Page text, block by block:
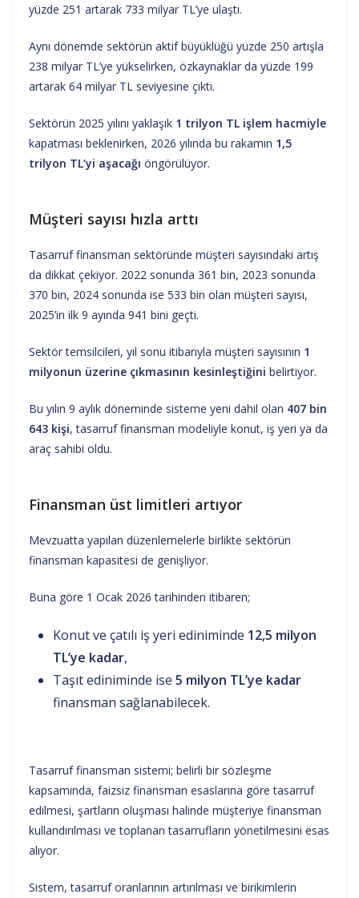
yüzde 251 artarak 733 milyar TL’ye ulaştı.
Aynı dönemde sektörün aktif büyüklüğü yüzde 250 artışla
238 milyar TL’ye yükselirken, özkaynaklar da yüzde 199
artarak 64 milyar TL seviyesine çıktı.
Sektörün 2025 yılını yaklaşık 1 trilyon TL işlem hacmiyle
kapatması beklenirken, 2026 yılında bu rakamın 1,5
trilyon TL’yi aşacağı öngörülüyor.
Müşteri sayısı hızla arttı
Tasarruf finansman sektöründe müşteri sayısındaki artış
da dikkat çekiyor. 2022 sonunda 361 bin, 2023 sonunda
370 bin, 2024 sonunda ise 533 bin olan müşteri sayısı,
2025’in ilk 9 ayında 941 bini geçti.
Sektör temsilcileri, yıl sonu itibarıyla müşteri sayısının 1
milyonun üzerine çıkmasının kesinleştiğini belirtiyor.
Bu yılın 9 aylık döneminde sisteme yeni dahil olan 407 bin
643 kişi, tasarruf finansman modeliyle konut, iş yeri ya da
araç sahibi oldu.
Finansman üst limitleri artıyor
Mevzuatta yapılan düzenlemelerle birlikte sektörün
finansman kapasitesi de genişliyor.
Buna göre 1 Ocak 2026 tarihinden itibaren;
Konut ve çatılı iş yeri ediniminde 12,5 milyon
TL’ye kadar,
Taşıt ediniminde ise 5 milyon TL’ye kadar
finansman sağlanabilecek.
Tasarruf finansman sistemi; belirli bir sözleşme
kapsamında, faizsiz finansman esaslarına göre tasarruf
edilmesi, şartların oluşması halinde müşteriye finansman
kullandırılması ve toplanan tasarrufların yönetilmesini esas
alıyor.
Sistem, tasarruf oranlarının artırılması ve birikimlerin